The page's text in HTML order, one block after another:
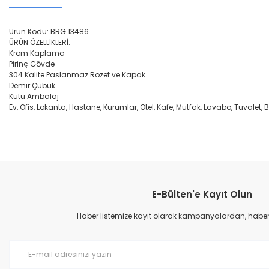
Ürün Kodu: BRG 13486
ÜRÜN ÖZELLİKLERİ:
Krom Kaplama
Pirinç Gövde
304 Kalite Paslanmaz Rozet ve Kapak
Demir Çubuk
Kutu Ambalaj
Ev, Ofis, Lokanta, Hastane, Kurumlar, Otel, Kafe, Mutfak, Lavabo,
Ürün resmi kalitesiz, bozuk veya görüntülenemiyor.
Ürün açıklamasında eksik bilgiler bulunuyor.
E-Bülten'e Kayıt Olun
Haber listemize kayıt olarak kampanyalardan,